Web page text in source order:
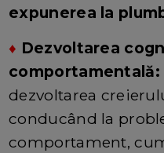
expunerea la
♦ Dezvoltarea
comportamentală:
dezvoltarea
conducând la
comportament,